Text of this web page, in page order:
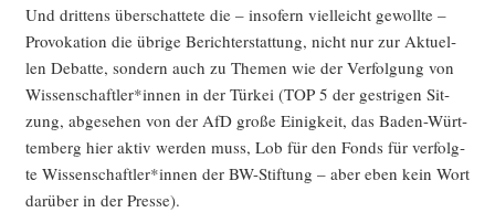
Und drit­tens über­schat­te­te die – inso­fern viel­leicht gewoll­te –
Pro­vo­ka­ti­on die übri­ge Bericht­erstat­tung, nicht nur zur Aktu­el­
len Debat­te, son­dern auch zu The­men wie der Ver­fol­gung von
Wissenschaftler*innen in der Tür­kei (TOP 5 der gest­ri­gen Sit­
zung, abge­se­hen von der AfD gro­ße Einig­keit, das Baden-Würt­
tem­berg hier aktiv wer­den muss, Lob für den Fonds für ver­folg­
te Wissenschaftler*innen der BW-Stif­tung – aber eben kein Wort
dar­über in der Presse).